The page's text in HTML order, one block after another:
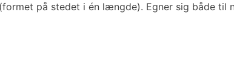
(formet på stedet i én længde). Egner sig både til